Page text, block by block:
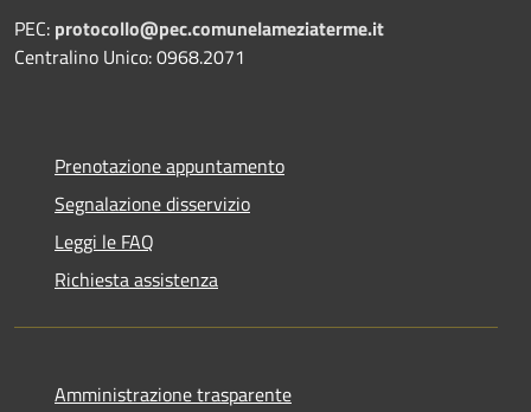
PEC: protocollo@pec.comunelameziaterme.it
Centralino Unico: 0968.2071
Prenotazione appuntamento
Segnalazione disservizio
Leggi le FAQ
Richiesta assistenza
Amministrazione trasparente